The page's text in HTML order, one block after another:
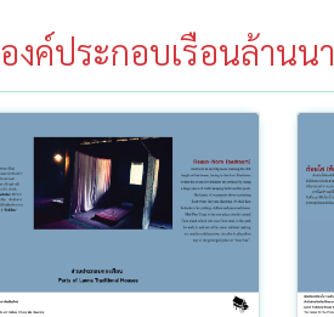
องค์ประกอบเรือนล้านนา